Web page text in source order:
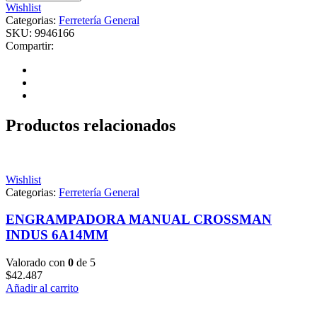
Wishlist
Categorias: Ferretería General
SKU: 9946166
Compartir:
Productos relacionados
Wishlist
Categorias: Ferretería General
ENGRAMPADORA MANUAL CROSSMAN
INDUS 6A14MM
Valorado con 0 de 5
$42.487
Añadir al carrito